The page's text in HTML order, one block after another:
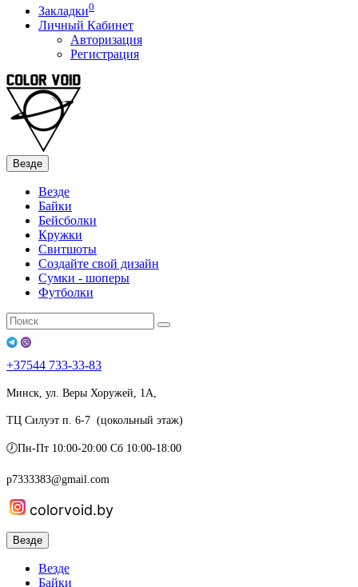
Закладки0
Личный Кабинет
Авторизация
Регистрация
Везде
Везде
Байки
Бейсболки
Кружки
Свитшоты
Создайте свой дизайн
Сумки - шоперы
Футболки
+37544 733-33-83
Минск, ул. Веры Хоружей, 1А,
ТЦ Силуэт п. 6-7 (цокольный этаж)
🕖Пн-Пт 10:00-20:00 Сб 10:00-18:00
p7333383@gmail.com
colorvoid.by
Везде
Везде
Байки